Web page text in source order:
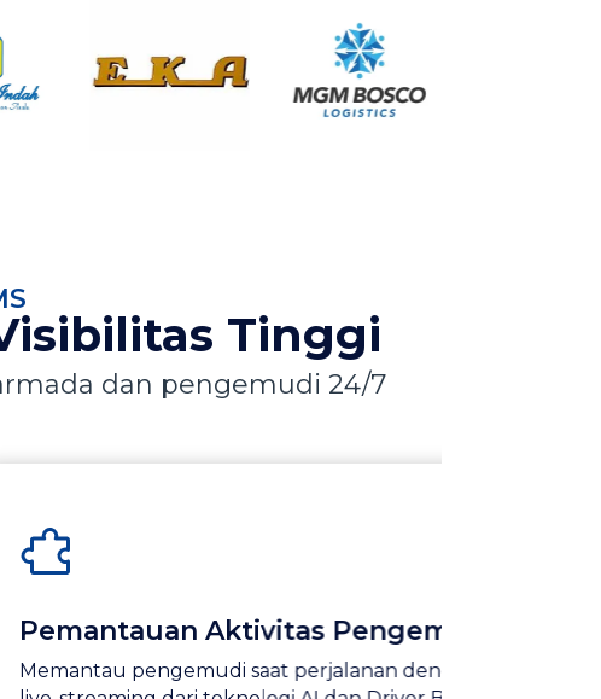
Tinggi
dan pengemudi 24/7
Aktivitas Pengemudi
pengemudi saat perjalanan dengan video